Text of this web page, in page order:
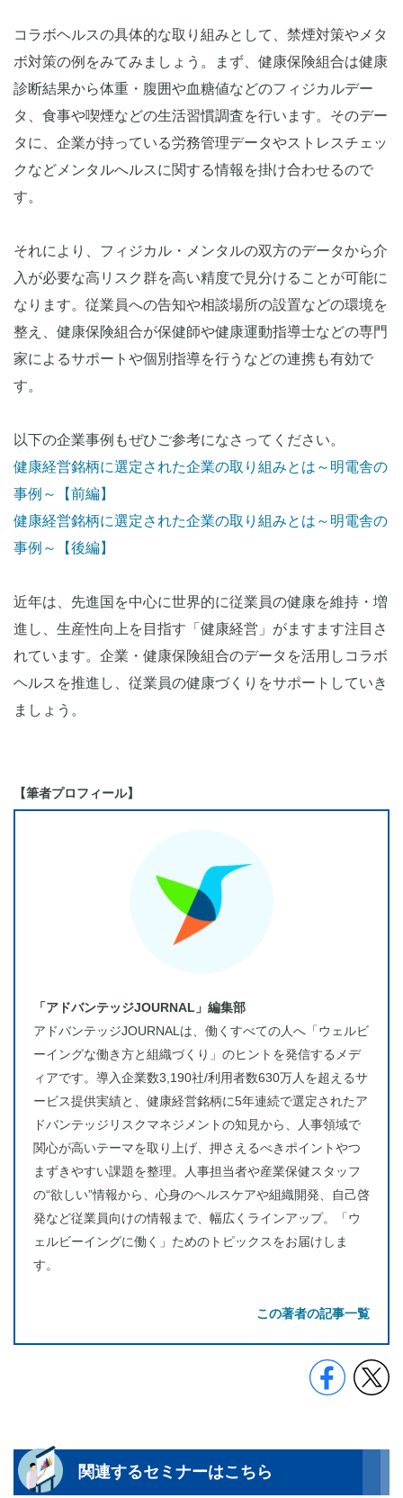
コラボヘルスの具体的な取り組みとして、禁煙対策やメタ
ボ対策の例をみてみましょう。まず、健康保険組合は健康
診断結果から体重・腹囲や血糖値などのフィジカルデー
タ、食事や喫煙などの生活習慣調査を行います。そのデー
タに、企業が持っている労務管理データやストレスチェッ
クなどメンタルへルスに関する情報を掛け合わせるので
す。
それにより、フィジカル・メンタルの双方のデータから介
入が必要な高リスク群を高い精度で見分けることが可能に
なります。従業員への告知や相談場所の設置などの環境を
整え、健康保険組合が保健師や健康運動指導士などの専門
家によるサポートや個別指導を行うなどの連携も有効で
す。
以下の企業事例もぜひご参考になさってください。
健康経営銘柄に選定された企業の取り組みとは～明電舎の
事例～【前編】
健康経営銘柄に選定された企業の取り組みとは～明電舎の
事例～【後編】
近年は、先進国を中心に世界的に従業員の健康を維持・増
進し、生産性向上を目指す「健康経営」がますます注目さ
れています。企業・健康保険組合のデータを活用しコラボ
ヘルスを推進し、従業員の健康づくりをサポートしていき
ましょう。
【筆者プロフィール】
「アドバンテッジJOURNAL」編集部
アドバンテッジJOURNALは、働くすべての人へ「ウェルビ
ーイングな働き方と組織づくり」のヒントを発信するメデ
ィアです。導入企業数3,190社/利用者数630万人を超えるサ
ービス提供実績と、健康経営銘柄に5年連続で選定されたア
ドバンテッジリスクマネジメントの知見から、人事領域で
関心が高いテーマを取り上げ、押さえるべきポイントやつ
まずきやすい課題を整理。人事担当者や産業保健スタッフ
の“欲しい”情報から、心身のヘルスケアや組織開発、自己啓
発など従業員向けの情報まで、幅広くラインアップ。「ウ
ェルビーイングに働く」ためのトピックスをお届けしま
す。
この著者の記事一覧
関連するセミナーはこちら